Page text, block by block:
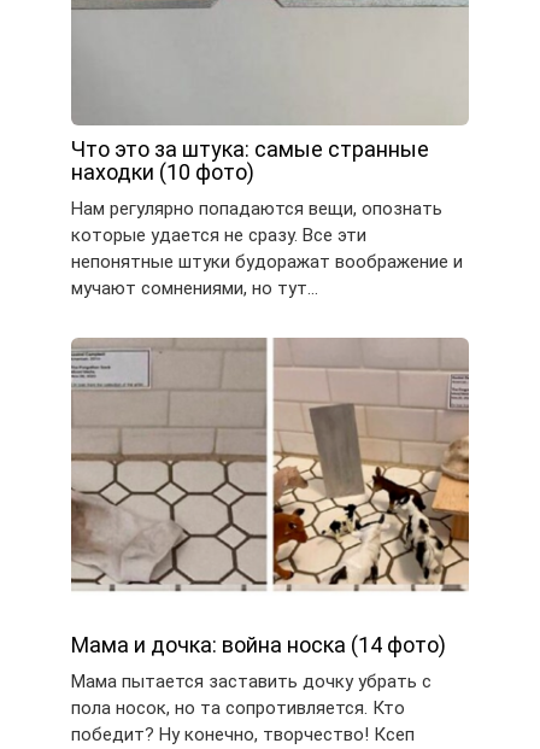
Что это за штука: самые странные
находки (10 фото)
Нам регулярно попадаются вещи, опознать
которые удается не сразу. Все эти
непонятные штуки будоражат воображение и
мучают сомнениями, но тут…
Мама и дочка: война носка (14 фото)
Мама пытается заставить дочку убрать с
пола носок, но та сопротивляется. Кто
победит? Ну конечно, творчество! Ксеп